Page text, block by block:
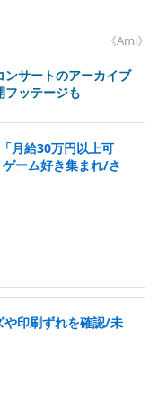
《Ami》
サートのアーカイブ
ッテージも
月給30万円以上可
ーム好き集まれ/さ
や印刷ずれを確認/未